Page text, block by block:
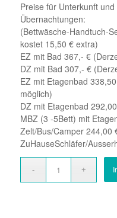
Preise für Unterkunft
Übernachtungen:
(Bettwäsche-Handtuch-
kostet 15,50 € extra)
EZ mit Bad 367,- €
DZ mit Bad 307,- €
EZ mit Etagenbad
möglich)
DZ mit Etagenbad
MBZ (3 -5Bett) mit
Zelt/Bus/Camper 244,00
ZuHauseSchläfer/